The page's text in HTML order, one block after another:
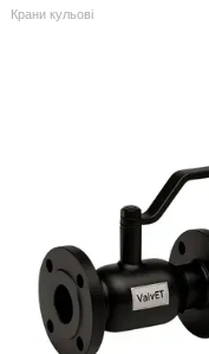
Крани кульові